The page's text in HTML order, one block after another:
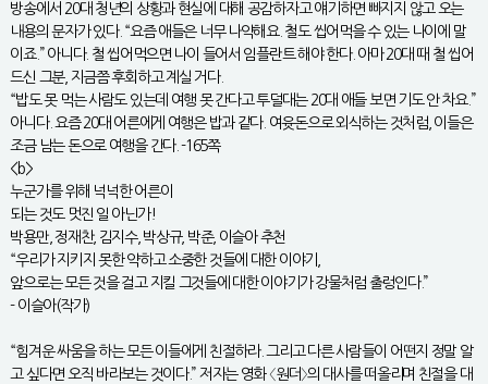
방송에서 20대 청년의 상황과 현실에 대해 공감하자고 얘기하면 빠지지 않고 오는
내용의 문자가 있다. “요즘 애들은 너무 나약해요. 철도 씹어먹을 수 있는 나이에 말
이죠.” 아니다. 철 씹어먹으면 나이 들어서 임플란트 해야 한다. 아마 20대 때 철 씹어
드신 그분, 지금쯤 후회하고 계실 거다.
“밥도 못 먹는 사람도 있는데 여행 못 간다고 투덜대는 20대 애들 보면 기도 안 차요.”
아니다. 요즘 20대 어른에게 여행은 밥과 같다. 여윳돈으로 외식하는 것처럼, 이들은
조금 남는 돈으로 여행을 간다. -165쪽
<b>
누군가를 위해 넉넉한 어른이
되는 것도 멋진 일 아닌가!
박용만, 정재찬, 김지수, 박상규, 박준, 이슬아 추천
“우리가 지키지 못한 약하고 소중한 것들에 대한 이야기,
앞으로는 모든 것을 걸고 지킬 그것들에 대한 이야기가 강물처럼 출렁인다.”
- 이슬아(작가)
“힘겨운 싸움을 하는 모든 이들에게 친절하라. 그리고 다른 사람들이 어떤지 정말 알
고 싶다면 오직 바라보는 것이다.” 저자는 영화 〈원더〉의 대사를 떠올리며 친절을 대